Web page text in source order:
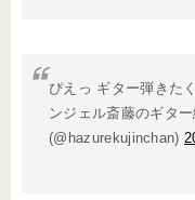
ぴえっ ギター弾きた
ンジェル斎藤のギタ
(@hazurekujinchan)